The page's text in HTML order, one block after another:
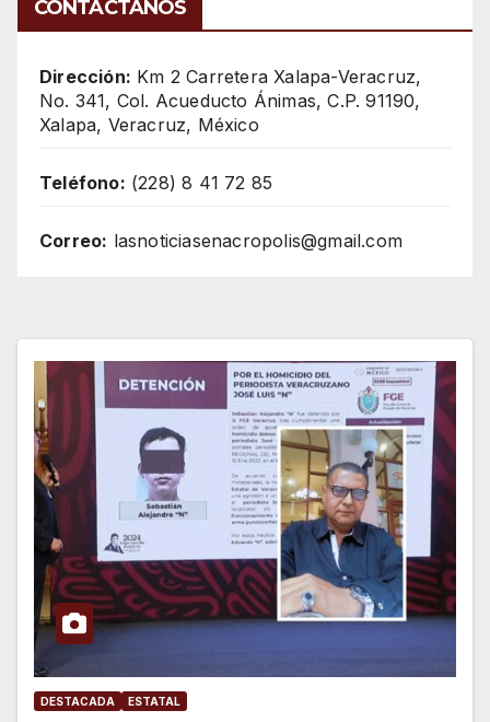
CONTÁCTANOS
Dirección: Km 2 Carretera Xalapa-Veracruz,
No. 341, Col. Acueducto Ánimas, C.P. 91190,
Xalapa, Veracruz, México
Teléfono: (228) 8 41 72 85
Correo: lasnoticiasenacropolis@gmail.com
DESTACADA ESTATAL